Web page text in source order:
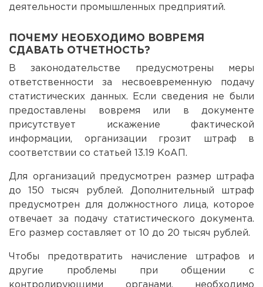
деятельности промышленных предприятий.
ПОЧЕМУ НЕОБХОДИМО ВОВРЕМЯ
СДАВАТЬ ОТЧЕТНОСТЬ?
В законодательстве предусмотрены меры
ответственности за несвоевременную подачу
статистических данных. Если сведения не были
предоставлены вовремя или в документе
присутствует искажение фактической
информации, организации грозит штраф в
соответствии со статьей 13.19 КоАП.
Для организаций предусмотрен размер штрафа
до 150 тысяч рублей. Дополнительный штраф
предусмотрен для должностного лица, которое
отвечает за подачу статистического документа.
Его размер составляет от 10 до 20 тысяч рублей.
Чтобы предотвратить начисление штрафов и
другие проблемы при общении с
контролирующими органами, необходимо